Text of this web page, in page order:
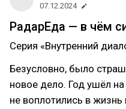
07.12.2024
РадарЕда — в чём
Серия «Внутренний
Безусловно, было
новое дело. Год ушёл
не воплотились в